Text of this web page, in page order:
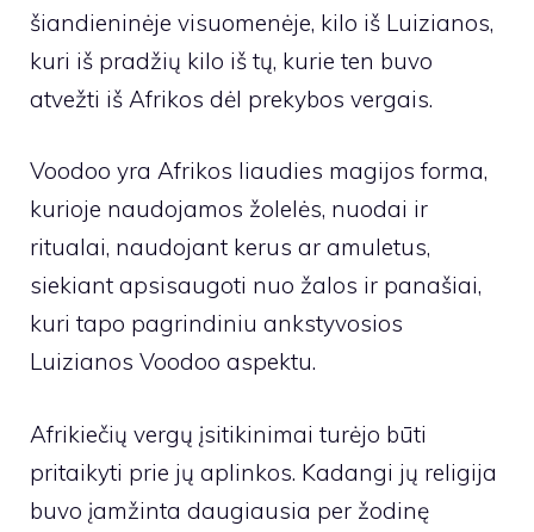
šiandieninėje visuomenėje, kilo iš Luizianos,
kuri iš pradžių kilo iš tų, kurie ten buvo
atvežti iš Afrikos dėl prekybos vergais.
Voodoo yra Afrikos liaudies magijos forma,
kurioje naudojamos žolelės, nuodai ir
ritualai, naudojant kerus ar amuletus,
siekiant apsisaugoti nuo žalos ir panašiai,
kuri tapo pagrindiniu ankstyvosios
Luizianos Voodoo aspektu.
Afrikiečių vergų įsitikinimai turėjo būti
pritaikyti prie jų aplinkos. Kadangi jų religija
buvo įamžinta daugiausia per žodinę